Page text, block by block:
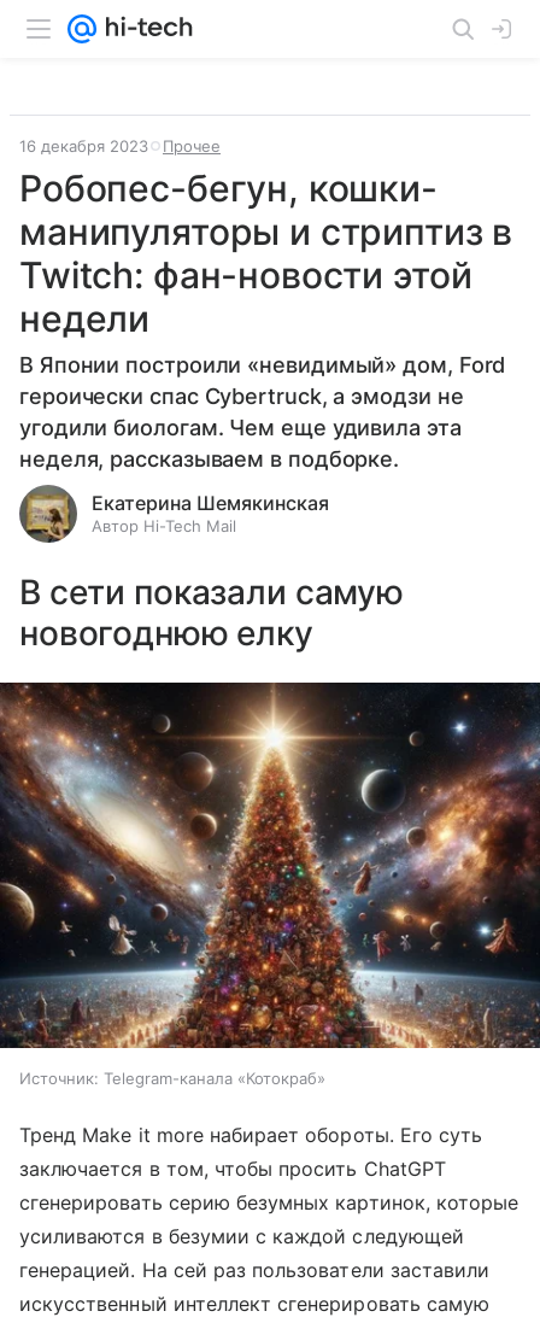
16 декабря 2023 Прочее
Робопес-бегун, кошки-
манипуляторы и стриптиз в
Twitch: фан-новости этой
недели
В Японии построили «невидимый» дом, Ford
героически спас Cybertruck, а эмодзи не
угодили биологам. Чем еще удивила эта
неделя, рассказываем в подборке.
Екатерина Шемякинская
Автор Hi-Tech Mail
В сети показали самую
новогоднюю елку
Источник: Telegram-канала «Котокраб»
Тренд Make it more набирает обороты. Его суть
заключается в том, чтобы просить ChatGPT
сгенерировать серию безумных картинок, которые
усиливаются в безумии с каждой следующей
генерацией. На сей раз пользователи заставили
искусственный интеллект сгенерировать самую